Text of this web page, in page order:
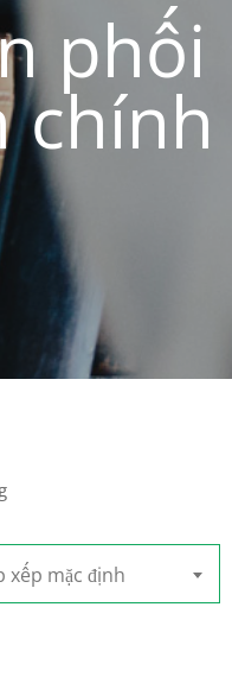
phối
chính
xếp mặc định